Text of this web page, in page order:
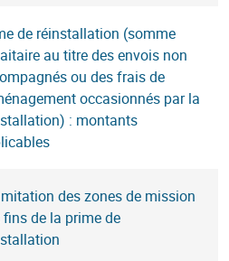
de réinstallation (somme
au titre des envois non
ou des frais de
occasionnés par la
: montants
des zones de mission
fins de la prime de